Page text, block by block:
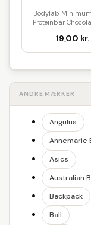
Bodylab Minimum
Proteinbar
19,00 kr.
ANDRE MÆRKER
Angulus
Annemarie
Asics
Australian
Backpack
Ball